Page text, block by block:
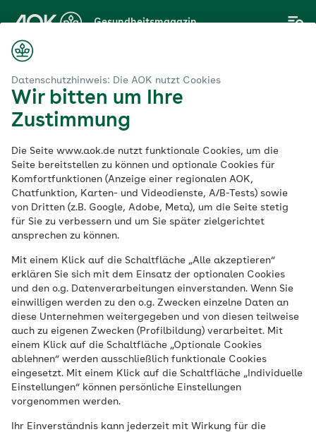
Datenschutzhinweis: Die AOK nutzt Cookies
Wir bitten um Ihre
Zustimmung
Die Seite www.aok.de nutzt funktionale Cookies, um die
Seite bereitstellen zu können und optionale Cookies für
Komfortfunktionen (Anzeige einer regionalen AOK,
Chatfunktion, Karten- und Videodienste, A/B-Tests) sowie
von Dritten (z.B. Google, Adobe, Meta), um die Seite stetig
für Sie zu verbessern und um Sie später zielgerichtet
ansprechen zu können.
Mit einem Klick auf die Schaltfläche „Alle akzeptieren“
erklären Sie sich mit dem Einsatz der optionalen Cookies
und den o.g. Datenverarbeitungen einverstanden. Wenn Sie
einwilligen werden zu den o.g. Zwecken einzelne Daten an
diese Unternehmen weitergegeben und von diesen teilweise
auch zu eigenen Zwecken (Profilbildung) verarbeitet. Mit
einem Klick auf die Schaltfläche „Optionale Cookies
ablehnen“ werden ausschließlich funktionale Cookies
eingesetzt. Mit einem Klick auf die Schaltfläche „Individuelle
Einstellungen“ können persönliche Einstellungen
vorgenommen werden.
Ihr Einverständnis kann jederzeit mit Wirkung für die
Hauptinhalt
springen
Gesundheitsmagazin
8 Gründe, warum
Schwimmen so
gesund ist
Veröffentlicht am:
26.06.2020 aktualisiert am 26.03.2025
4 Minuten Lesedauer
Fachleute und Sportbegeisterte predigen
es seit vielen Jahren, zahlreiche
wissenschaftliche Studien bestätigen es
und die eigene Erfahrung zeigt es auch:
Schwimmen ist gesund. Lesen Sie hier,